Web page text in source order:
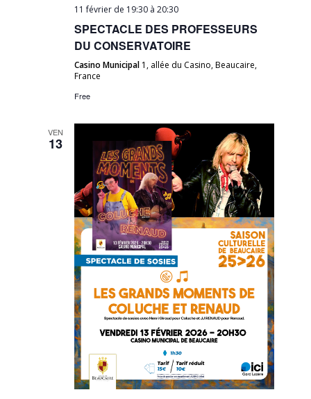
11 février de 19:30 à20:30
SPECTACLE DES PROFESSEURS
DU CONSERVATOIRE
Casino Municipal 1, allée du Casino, Beaucaire,
France
Free
VEN
13